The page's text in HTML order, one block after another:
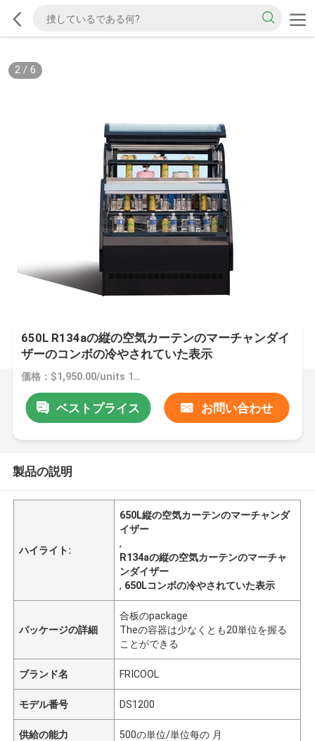
2/ 6
650L R134aの縦の空気カーテンのマーチャンダイ
ザーのコンボの冷やされていた表示
価格：$1,950.00/units 1-4 units
ベストプライス お問い合わせ
製品の説明
ハイライト:
650L縦の空気カーテンのマーチャンダ
イザー
,
R134aの縦の空気カーテンのマーチャ
ンダイザー
, 650Lコンボの冷やされていた表示
パッケージの詳細
合板のpackage
Theの容器は少なくとも20単位を握る
ことができる
ブランド名 FRICOOL
モデル番号 DS1200
供給の能力 500の単位/単位每の 月